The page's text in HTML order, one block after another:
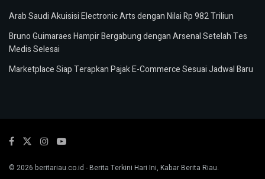
Arab Saudi Akuisisi Electronic Arts dengan Nilai Rp 982 Triliun
Bruno Guimaraes Hampir Bergabung dengan Arsenal Setelah Tes
Medis Selesai
Marketplace Siap Terapkan Pajak E-Commerce Sesuai Jadwal Baru
© 2026 beritariau.co.id - Berita Terkini Hari Ini, Kabar Berita Riau.